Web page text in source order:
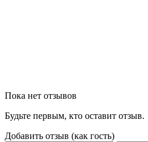
Пока нет отзывов
Будьте первым, кто оставит отзыв.
Добавить отзыв (как гость)